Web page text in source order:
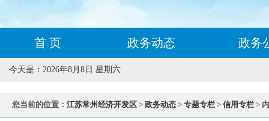
首 页 政务动态 政务
今天是： 2026年8月8日 星期六
您当前的位置： 江苏常州经济开发区 > 政务动态 > 专题专栏 > 信用专栏 >